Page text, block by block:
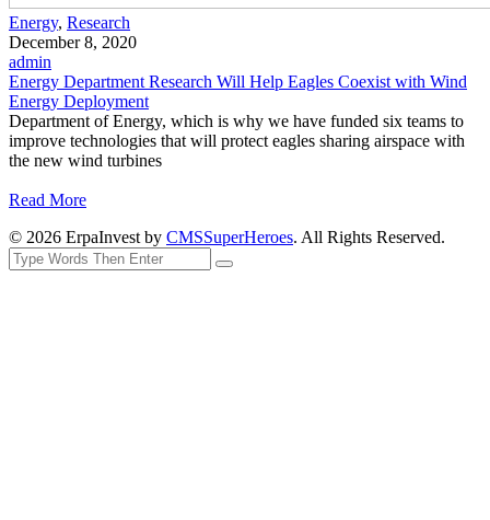
Energy, Research
December 8, 2020
admin
Energy Department Research Will Help Eagles Coexist with Wind
Energy Deployment
Department of Energy, which is why we have funded six teams to
improve technologies that will protect eagles sharing airspace with
the new wind turbines
Read More
© 2026 ErpaInvest by CMSSuperHeroes. All Rights Reserved.